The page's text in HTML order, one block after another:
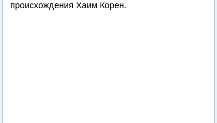
происхождения Хаим Корен.